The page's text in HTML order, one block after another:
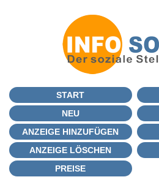
START
NEU
ANZEIGE HINZUFÜGEN
ANZEIGE LÖSCHEN
PREISE